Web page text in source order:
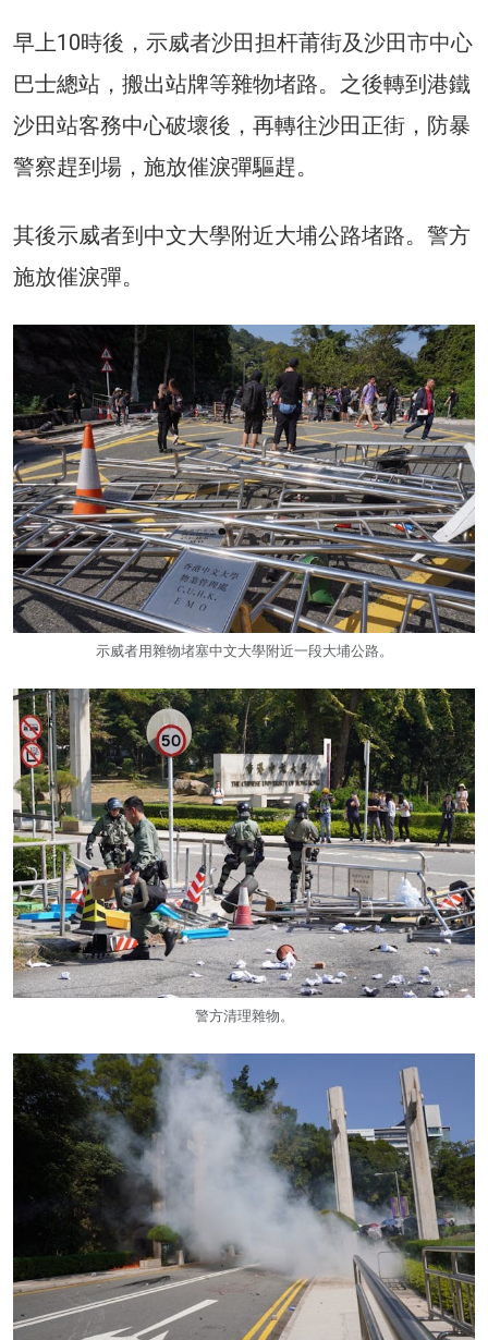
早上10時後，示威者沙田担杆莆街及沙田市中心
巴士總站，搬出站牌等雜物堵路。之後轉到港鐵
沙田站客務中心破壞後，再轉往沙田正街，防暴
警察趕到場，施放催淚彈驅趕。
其後示威者到中文大學附近大埔公路堵路。警方
施放催淚彈。
示威者用雜物堵塞中文大學附近一段大埔公路。
警方清理雜物。